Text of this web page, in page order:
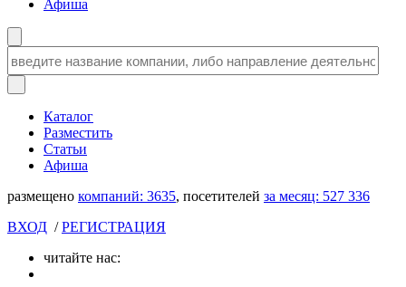
Афиша
Каталог
Разместить
Статьи
Афиша
размещено компаний: 3635, посетителей за месяц: 527 336
ВХОД /РЕГИСТРАЦИЯ
читайте нас: